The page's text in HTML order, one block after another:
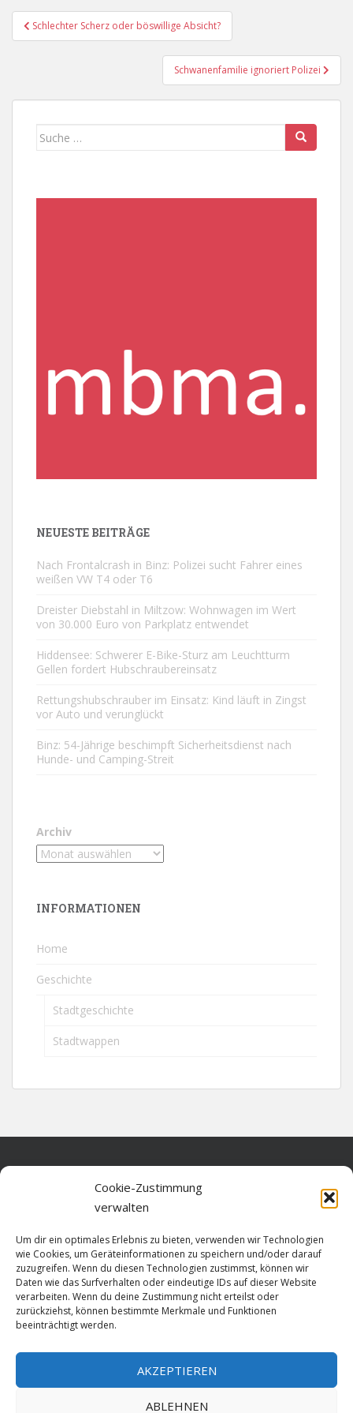
Cookie-Zustimmung
verwalten
Um dir ein optimales Erlebnis zu bieten, verwenden wir Technologien
wie Cookies, um Geräteinformationen zu speichern und/oder darauf
zuzugreifen. Wenn du diesen Technologien zustimmst, können wir
Daten wie das Surfverhalten oder eindeutige IDs auf dieser Website
verarbeiten. Wenn du deine Zustimmung nicht erteilst oder
zurückziehst, können bestimmte Merkmale und Funktionen
beeinträchtigt werden.
AKZEPTIEREN
ABLEHNEN
Beitragsnavigation
Schlechter Scherz oder böswillige Absicht?
Schwanenfamilie ignoriert Polizei
Suche
NEUESTE BEITRÄGE
Nach Frontalcrash in Binz: Polizei sucht Fahrer eines
weißen VW T4 oder T6
Dreister Diebstahl in Miltzow: Wohnwagen im Wert
von 30.000 Euro von Parkplatz entwendet
Hiddensee: Schwerer E-Bike-Sturz am Leuchtturm
Gellen fordert Hubschraubereinsatz
Rettungshubschrauber im Einsatz: Kind läuft in Zingst
vor Auto und verunglückt
Binz: 54-Jährige beschimpft Sicherheitsdienst nach
Hunde- und Camping-Streit
Archiv
INFORMATIONEN
Home
Geschichte
Stadtgeschichte
Stadtwappen
Datenschutz
Cookie-Richtlinie (EU)
Impressum
HOME